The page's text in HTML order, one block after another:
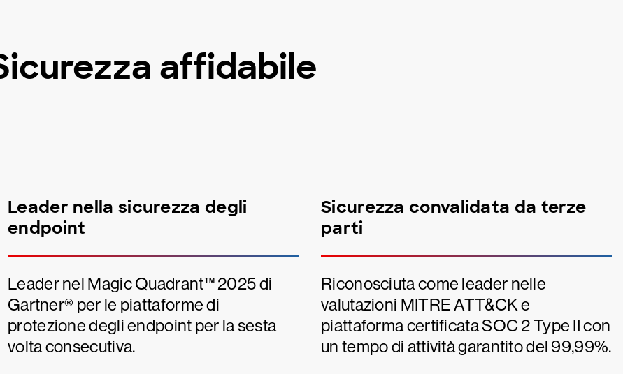
affidabile
Leader nella sicurezza degli
endpoint
Leader nel Magic Quadrant™ 2025 di
Gartner® per le piattaforme di
protezione degli endpoint per la sesta
volta consecutiva.
Sicurezza convalidata da terze
parti
Riconosciuta come leader nelle
valutazioni MITRE ATT&CK e
piattaforma certificata SOC 2 Type II con
un tempo di attività garantito del 99,99%.